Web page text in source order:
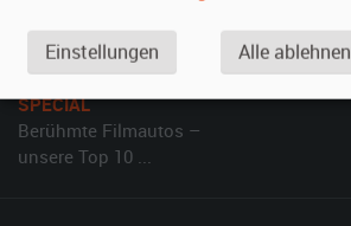
Inserat verwalten
SPECIAL
Berühmte Filmautos –
unsere Top 10 ...
Einstellungen Alle ablehnen